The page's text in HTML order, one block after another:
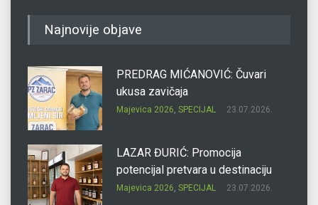
Najnovije objave
PREDRAG MIĆANOVIĆ: Čuvari
ukusa zavičaja
Majevica 2026, SPECIJAL 23.07.2026.
LAZAR ĐURIĆ: Promocija
potencijal pretvara u destinaciju
Majevica 2026, SPECIJAL 23.07.2026.